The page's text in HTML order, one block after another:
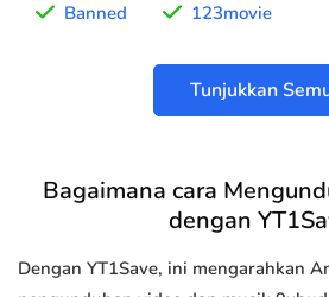
Banned 123movie
Tunjukkan
Bagaimana cara
dengan
Dengan YT1Save, ini mengarahkan